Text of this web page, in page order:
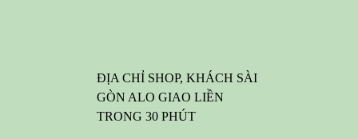
ĐỊA CHỈ SHOP, KHÁCH SÀI
GÒN ALO GIAO LIỀN
TRONG 30 PHÚT